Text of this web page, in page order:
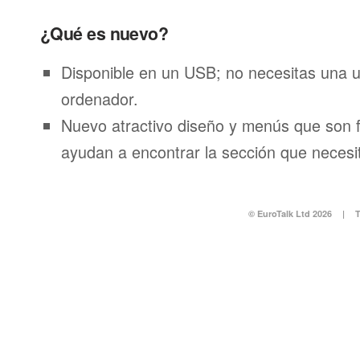
¿Qué es nuevo?
Disponible en un USB; no necesitas una
ordenador.
Nuevo atractivo diseño y menús que son
ayudan a encontrar la sección que
© EuroTalk Ltd 2026 |